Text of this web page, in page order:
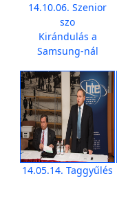
14.10.06. Szenior
szo
Kirándulás a
Samsung-nál
14.05.14. Taggyűlés